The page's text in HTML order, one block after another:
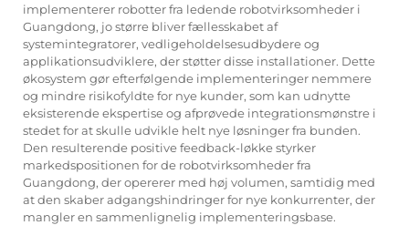
implementerer robotter fra ledende robotvirksomheder i
Guangdong, jo større bliver fællesskabet af
systemintegratorer, vedligeholdelsesudbydere og
applikationsudviklere, der støtter disse installationer. Dette
økosystem gør efterfølgende implementeringer nemmere
og mindre risikofyldte for nye kunder, som kan udnytte
eksisterende ekspertise og afprøvede integrationsmønstre i
stedet for at skulle udvikle helt nye løsninger fra bunden.
Den resulterende positive feedback-løkke styrker
markedspositionen for de robotvirksomheder fra
Guangdong, der opererer med høj volumen, samtidig med
at den skaber adgangshindringer for nye konkurrenter, der
mangler en sammenlignelig implementeringsbase.